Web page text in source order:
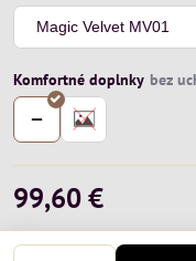
Komfortné doplnky
99,60 €